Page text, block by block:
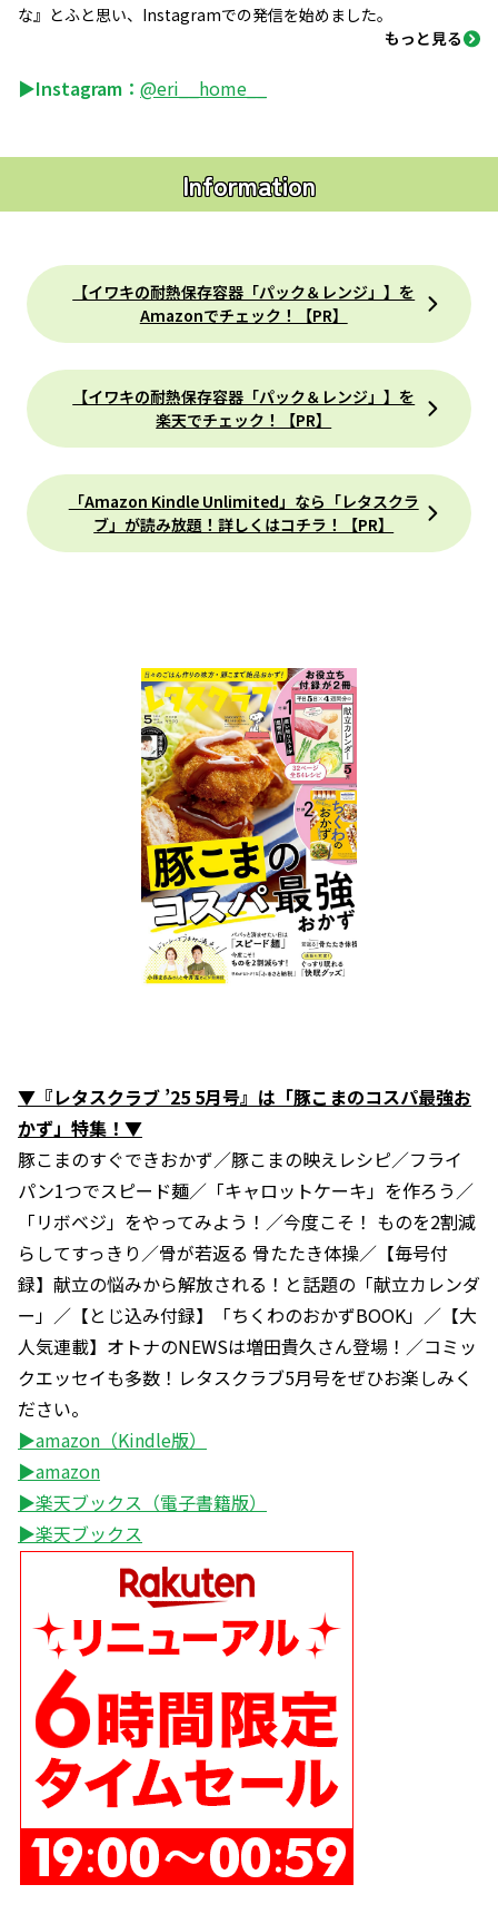
な』とふと思い、Instagramでの発信を始めました。
もっと見る
▶Instagram： @eri__home__
Information
【イワキの耐熱保存容器「パック＆レンジ」】を
Amazonでチェック！【PR】
【イワキの耐熱保存容器「パック＆レンジ」】を
楽天でチェック！【PR】
「Amazon Kindle Unlimited」なら「レタスクラ
ブ」が読み放題！詳しくはコチラ！【PR】
▼『レタスクラブ ’25 5月号』は「豚こまのコスパ最強お
かず」特集！▼
豚こまのすぐできおかず／豚こまの映えレシピ／フライ
パン1つでスピード麺／「キャロットケーキ」を作ろう／
「リボベジ」をやってみよう！／今度こそ！ ものを2割減
らしてすっきり／骨が若返る 骨たたき体操／【毎号付
録】献立の悩みから解放される！と話題の「献立カレンダ
ー」／【とじ込み付録】「ちくわのおかずBOOK」／【大
人気連載】オトナのNEWSは増田貴久さん登場！／コミッ
クエッセイも多数！レタスクラブ5月号をぜひお楽しみく
ださい。
▶amazon（Kindle版）
▶amazon
▶楽天ブックス（電子書籍版）
▶楽天ブックス